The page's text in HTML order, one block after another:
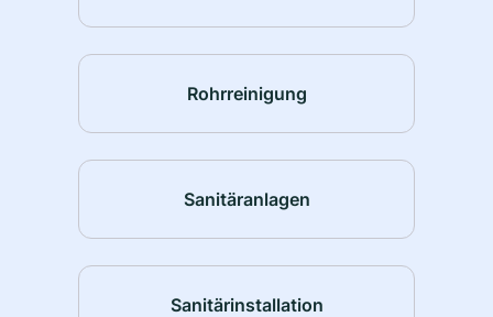
Rohrreinigung
Sanitäranlagen
Sanitärinstallation